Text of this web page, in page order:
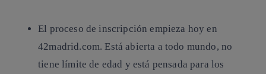
El proceso de inscripción empieza hoy en
42madrid.com. Está abierta a todo mundo, no
tiene límite de edad y está pensada para los